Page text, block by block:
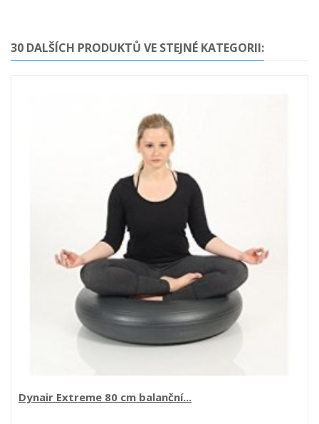
30 DALŠÍCH PRODUKTŮ VE STEJNÉ KATEGORII:
Dynair Extreme 80 cm balanční...